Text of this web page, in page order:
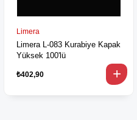
Limera
Limera L-083 Kurabiye Kapak
Yüksek 100'lü
₺402,90